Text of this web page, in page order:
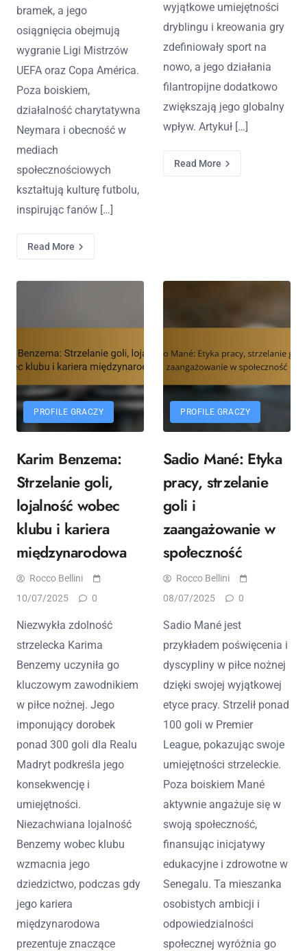
bramek, a jego
osiągnięcia obejmują
wygranie Ligi Mistrzów
UEFA oraz Copa América.
Poza boiskiem,
działalność charytatywna
Neymara i obecność w
mediach
społecznościowych
kształtują kulturę futbolu,
inspirując fanów […]
Read More
wyjątkowe umiejętności
dryblingu i kreowania gry
zdefiniowały sport na
nowo, a jego działania
filantropijne dodatkowo
zwiększają jego globalny
wpływ. Artykuł […]
Read More
PROFILE GRACZY
Karim Benzema:
Strzelanie goli,
lojalność wobec
klubu i kariera
międzynarodowa
Rocco Bellini
10/07/2025
0
Niezwykła zdolność
strzelecka Karima
Benzemy uczyniła go
kluczowym zawodnikiem
w piłce nożnej. Jego
imponujący dorobek
ponad 300 goli dla Realu
Madryt podkreśla jego
konsekwencję i
umiejętności.
Niezachwiana lojalność
Benzemy wobec klubu
wzmacnia jego
dziedzictwo, podczas gdy
jego kariera
międzynarodowa
prezentuje znaczące
PROFILE GRACZY
Sadio Mané: Etyka
pracy, strzelanie
goli i
zaangażowanie w
społeczność
Rocco Bellini
08/07/2025
0
Sadio Mané jest
przykładem poświęcenia i
dyscypliny w piłce nożnej
dzięki swojej wyjątkowej
etyce pracy. Strzelił ponad
100 goli w Premier
League, pokazując swoje
umiejętności strzeleckie.
Poza boiskiem Mané
aktywnie angażuje się w
swoją społeczność,
finansując inicjatywy
edukacyjne i zdrowotne w
Senegalu. Ta mieszanka
osobistych ambicji i
odpowiedzialności
społecznej wyróżnia go